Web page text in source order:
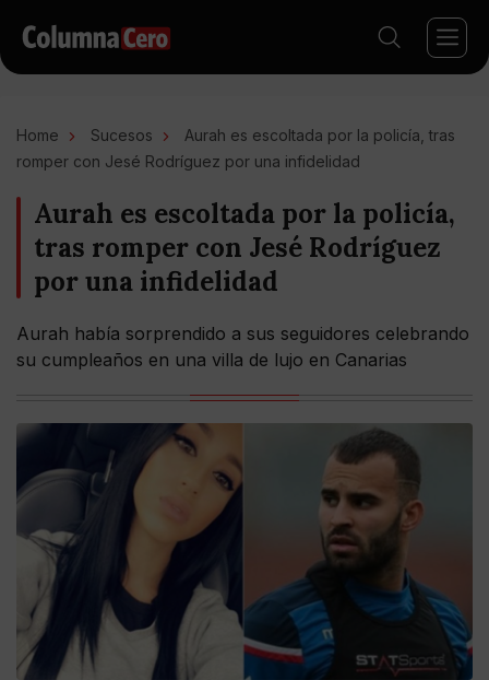
Home Sucesos
Aurah es escoltada por la policía, tras
romper con Jesé Rodríguez por una infidelidad
Aurah es escoltada por la policía,
tras romper con Jesé Rodríguez
por una infidelidad
Aurah había sorprendido a sus seguidores celebrando
su cumpleaños en una villa de lujo en Canarias